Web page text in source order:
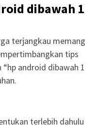
dibawah 1
terjangkau memang
tips
android dibawah 1
terlebih dahulu